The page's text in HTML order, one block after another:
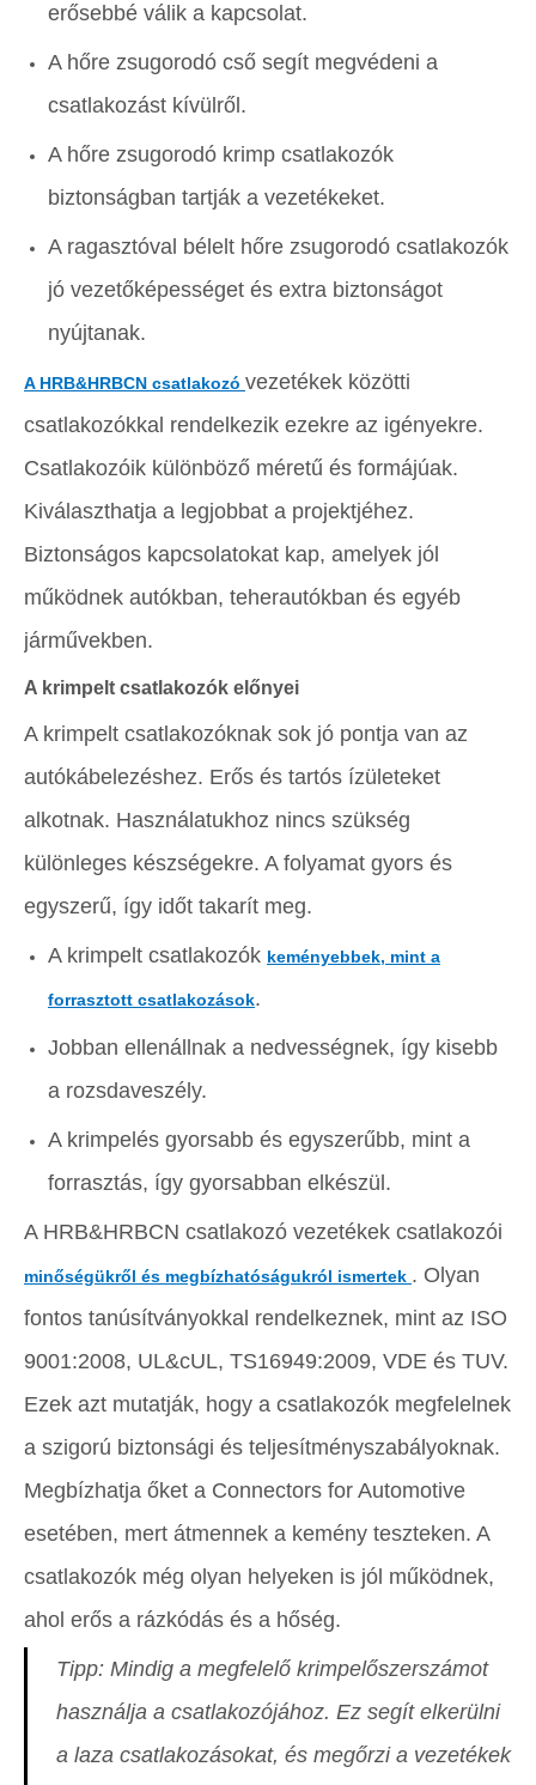
erősebbé válik a kapcsolat.
A hőre zsugorodó cső segít megvédeni a
csatlakozást kívülről.
A hőre zsugorodó krimp csatlakozók
biztonságban tartják a vezetékeket.
A ragasztóval bélelt hőre zsugorodó csatlakozók
jó vezetőképességet és extra biztonságot
nyújtanak.
A HRB&HRBCN csatlakozó vezetékek közötti
csatlakozókkal rendelkezik ezekre az igényekre.
Csatlakozóik különböző méretű és formájúak.
Kiválaszthatja a legjobbat a projektjéhez.
Biztonságos kapcsolatokat kap, amelyek jól
működnek autókban, teherautókban és egyéb
járművekben.
A krimpelt csatlakozók előnyei
A krimpelt csatlakozóknak sok jó pontja van az
autókábelezéshez. Erős és tartós ízületeket
alkotnak. Használatukhoz nincs szükség
különleges készségekre. A folyamat gyors és
egyszerű, így időt takarít meg.
A krimpelt csatlakozók keményebbek, mint a
forrasztott csatlakozások.
Jobban ellenállnak a nedvességnek, így kisebb
a rozsdaveszély.
A krimpelés gyorsabb és egyszerűbb, mint a
forrasztás, így gyorsabban elkészül.
A HRB&HRBCN csatlakozó vezetékek csatlakozói
minőségükről és megbízhatóságukról ismertek . Olyan
fontos tanúsítványokkal rendelkeznek, mint az ISO
9001:2008, UL&cUL, TS16949:2009, VDE és TUV.
Ezek azt mutatják, hogy a csatlakozók megfelelnek
a szigorú biztonsági és teljesítményszabályoknak.
Megbízhatja őket a Connectors for Automotive
esetében, mert átmennek a kemény teszteken. A
csatlakozók még olyan helyeken is jól működnek,
ahol erős a rázkódás és a hőség.
Tipp: Mindig a megfelelő krimpelőszerszámot
használja a csatlakozójához. Ez segít elkerülni
a laza csatlakozásokat, és megőrzi a vezetékek